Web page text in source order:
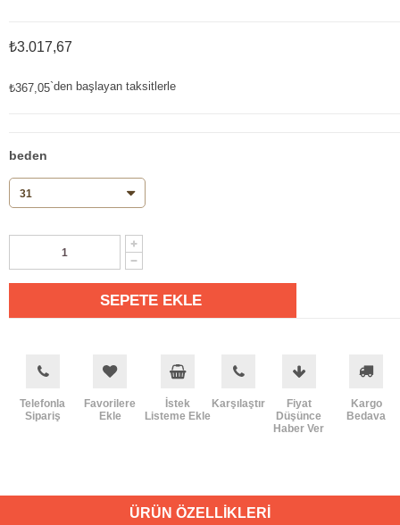
₺3.017,67
₺367,05`den başlayan taksitlerle
beden
Telefonla
Sipariş
Favorilere
Ekle
İstek
Listeme Ekle
Karşılaştır
Fiyat
Düşünce
Haber Ver
Kargo
Bedava
ÜRÜN ÖZELLIKLERI